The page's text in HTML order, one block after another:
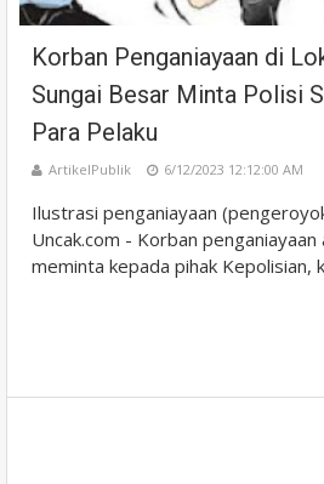
Korban Penganiayaan di
Sungai Besar Minta Polisi
Para Pelaku
ArtikelPublik 6/12/2023 12:12:00 AM
Ilustrasi penganiayaan
Uncak.com - Korban penganiayaan
meminta kepada pihak Kepolisian,